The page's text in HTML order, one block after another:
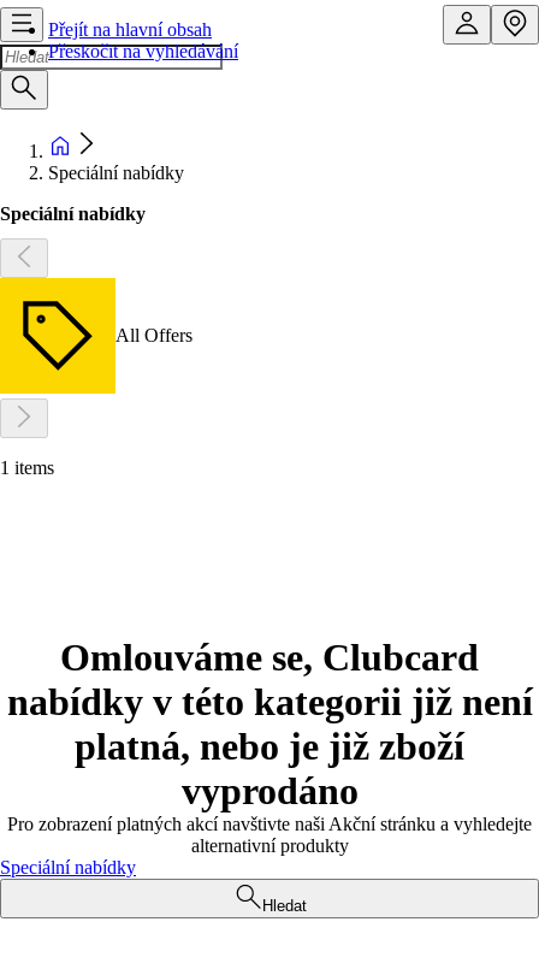
Přejít na hlavní obsah
Přeskočit na vyhledávání
Speciální nabídky
Speciální nabídky
All Offers
1 items
Omlouváme se, Clubcard
nabídky v této kategorii již není
platná, nebo je již zboží
vyprodáno
Pro zobrazení platných akcí navštivte naši Akční stránku a vyhledejte
alternativní produkty
Speciální nabídky
Hledat